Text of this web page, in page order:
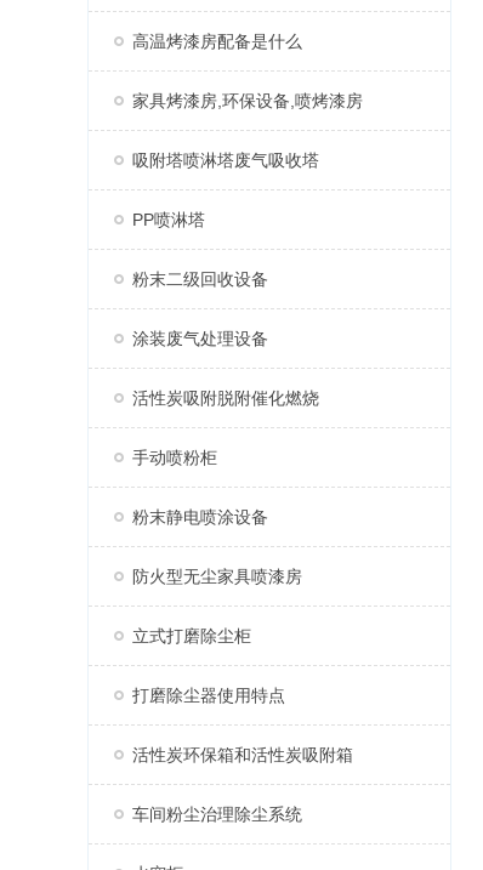
高温烤漆房配备是什么
家具烤漆房,环保设备,喷烤漆房
吸附塔喷淋塔废气吸收塔
PP喷淋塔
粉末二级回收设备
涂装废气处理设备
活性炭吸附脱附催化燃烧
手动喷粉柜
粉末静电喷涂设备
防火型无尘家具喷漆房
立式打磨除尘柜
打磨除尘器使用特点
活性炭环保箱和活性炭吸附箱
车间粉尘治理除尘系统